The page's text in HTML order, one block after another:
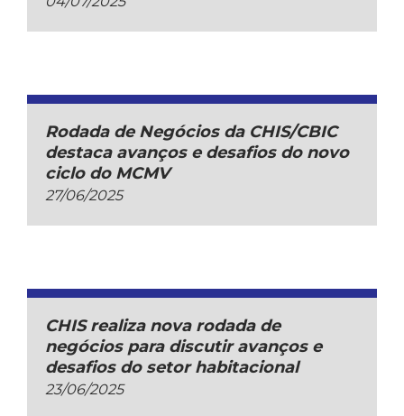
Rodada de Negócios da CHIS/CBIC
destaca avanços e desafios do novo
ciclo do MCMV
27/06/2025
CHIS realiza nova rodada de
negócios para discutir avanços e
desafios do setor habitacional
23/06/2025